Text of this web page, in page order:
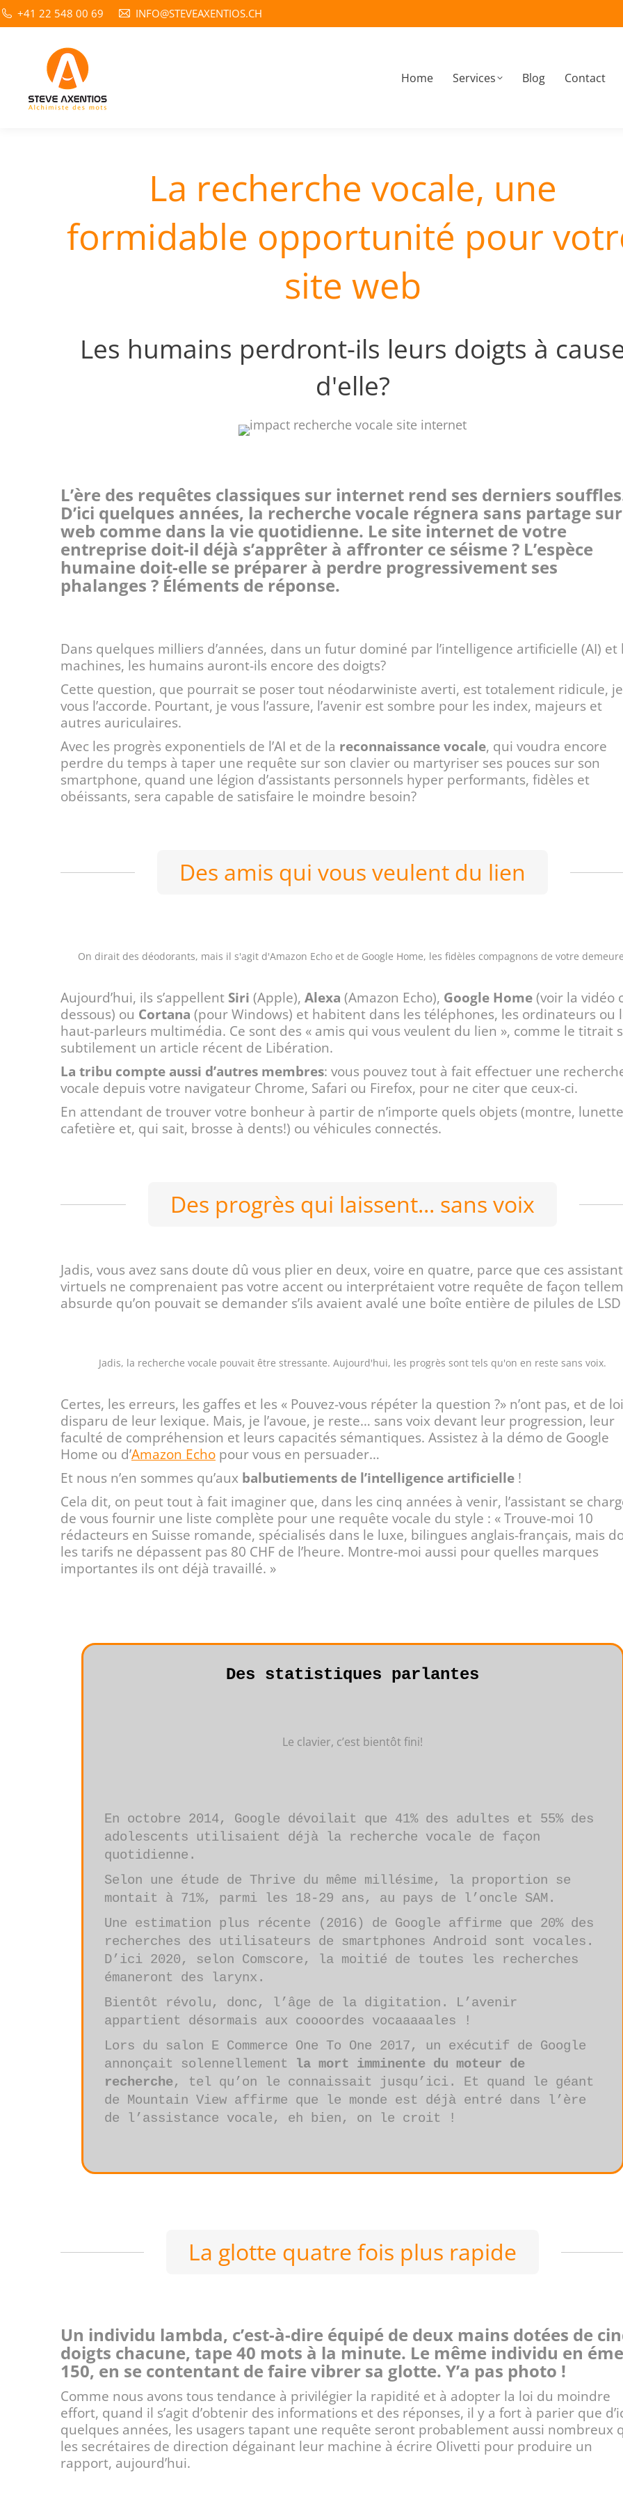
+41 22 548 00 69 INFO@STEVEAXENTIOS.CH
Home Services Blog Contact
La recherche vocale, une
formidable opportunité pour
site web
Les humains perdront-ils leurs doigts à
d'elle?
L’ère des requêtes classiques sur internet rend ses derniers
D’ici quelques années, la recherche vocale régnera sans partage
web comme dans la vie quotidienne. Le site internet de votre
entreprise doit-il déjà s’apprêter à affronter ce séisme ? L’espèce
humaine doit-elle se préparer à perdre progressivement ses
phalanges ? Éléments de réponse.
Dans quelques milliers d’années, dans un futur dominé par l’intelligence artificielle (AI) et
machines, les humains auront-ils encore des doigts?
Cette question, que pourrait se poser tout néodarwiniste averti, est totalement ridicule, je
vous l’accorde. Pourtant, je vous l’assure, l’avenir est sombre pour les index, majeurs et
autres auriculaires.
Avec les progrès exponentiels de l’AI et de la reconnaissance vocale, qui voudra encore
perdre du temps à taper une requête sur son clavier ou martyriser ses pouces sur son
smartphone, quand une légion d’assistants personnels hyper performants, fidèles et
obéissants, sera capable de satisfaire le moindre besoin?
Des amis qui vous veulent du lien
On dirait des déodorants, mais il s'agit d'Amazon Echo et de Google Home, les fidèles compagnons de votre
Aujourd’hui, ils s’appellent Siri (Apple), Alexa (Amazon Echo), Google Home (voir la vidéo
dessous) ou Cortana (pour Windows) et habitent dans les téléphones, les ordinateurs ou
haut-parleurs multimédia. Ce sont des « amis qui vous veulent du lien », comme le titrait
subtilement un article récent de Libération.
La tribu compte aussi d’autres membres: vous pouvez tout à fait effectuer une
vocale depuis votre navigateur Chrome, Safari ou Firefox, pour ne citer que ceux-ci.
En attendant de trouver votre bonheur à partir de n’importe quels objets (montre,
cafetière et, qui sait, brosse à dents!) ou véhicules connectés.
Des progrès qui laissent... sans voix
Jadis, vous avez sans doute dû vous plier en deux, voire en quatre, parce que ces
virtuels ne comprenaient pas votre accent ou interprétaient votre requête de façon
absurde qu’on pouvait se demander s’ils avaient avalé une boîte entière de pilules de LSD
Jadis, la recherche vocale pouvait être stressante. Aujourd'hui, les progrès sont tels qu'on en reste sans voix.
Certes, les erreurs, les gaffes et les « Pouvez-vous répéter la question ?» n’ont pas, et de
disparu de leur lexique. Mais, je l’avoue, je reste… sans voix devant leur progression, leur
faculté de compréhension et leurs capacités sémantiques. Assistez à la démo de Google
Home ou d’Amazon Echo pour vous en persuader…
Et nous n’en sommes qu’aux balbutiements de l’intelligence artificielle !
Cela dit, on peut tout à fait imaginer que, dans les cinq années à venir, l’assistant se
de vous fournir une liste complète pour une requête vocale du style : « Trouve-moi 10
rédacteurs en Suisse romande, spécialisés dans le luxe, bilingues anglais-français, mais
les tarifs ne dépassent pas 80 CHF de l’heure. Montre-moi aussi pour quelles marques
importantes ils ont déjà travaillé. »
Des statistiques parlantes
Le clavier, c’est bientôt fini!
En octobre 2014, Google dévoilait que 41% des adultes et 55% des
adolescents utilisaient déjà la recherche vocale de façon
quotidienne.
Selon une étude de Thrive du même millésime, la proportion se
montait à 71%, parmi les 18-29 ans, au pays de l’oncle SAM.
Une estimation plus récente (2016) de Google affirme que 20% des
recherches des utilisateurs de smartphones Android sont vocales.
D’ici 2020, selon Comscore, la moitié de toutes les recherches
émaneront des larynx.
Bientôt révolu, donc, l’âge de la digitation. L’avenir
appartient désormais aux coooordes vocaaaaales !
Lors du salon E Commerce One To One 2017, un exécutif de Google
annonçait solennellement la mort imminente du moteur de
recherche, tel qu’on le connaissait jusqu’ici. Et quand le géant
de Mountain View affirme que le monde est déjà entré dans l’ère
de l’assistance vocale, eh bien, on le croit !
La glotte quatre fois plus rapide
Un individu lambda, c’est-à-dire équipé de deux mains dotées de
doigts chacune, tape 40 mots à la minute. Le même individu en
150, en se contentant de faire vibrer sa glotte. Y’a pas photo !
Comme nous avons tous tendance à privilégier la rapidité et à adopter la loi du moindre
effort, quand il s’agit d’obtenir des informations et des réponses, il y a fort à parier que
quelques années, les usagers tapant une requête seront probablement aussi nombreux
les secrétaires de direction dégainant leur machine à écrire Olivetti pour produire un
rapport, aujourd’hui.
Home Services Blog Contact À propos